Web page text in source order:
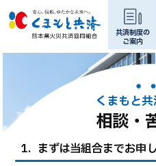
共済制度の
ご案内
くまもと
相談・
まずは当組合までお申
ホー
共済